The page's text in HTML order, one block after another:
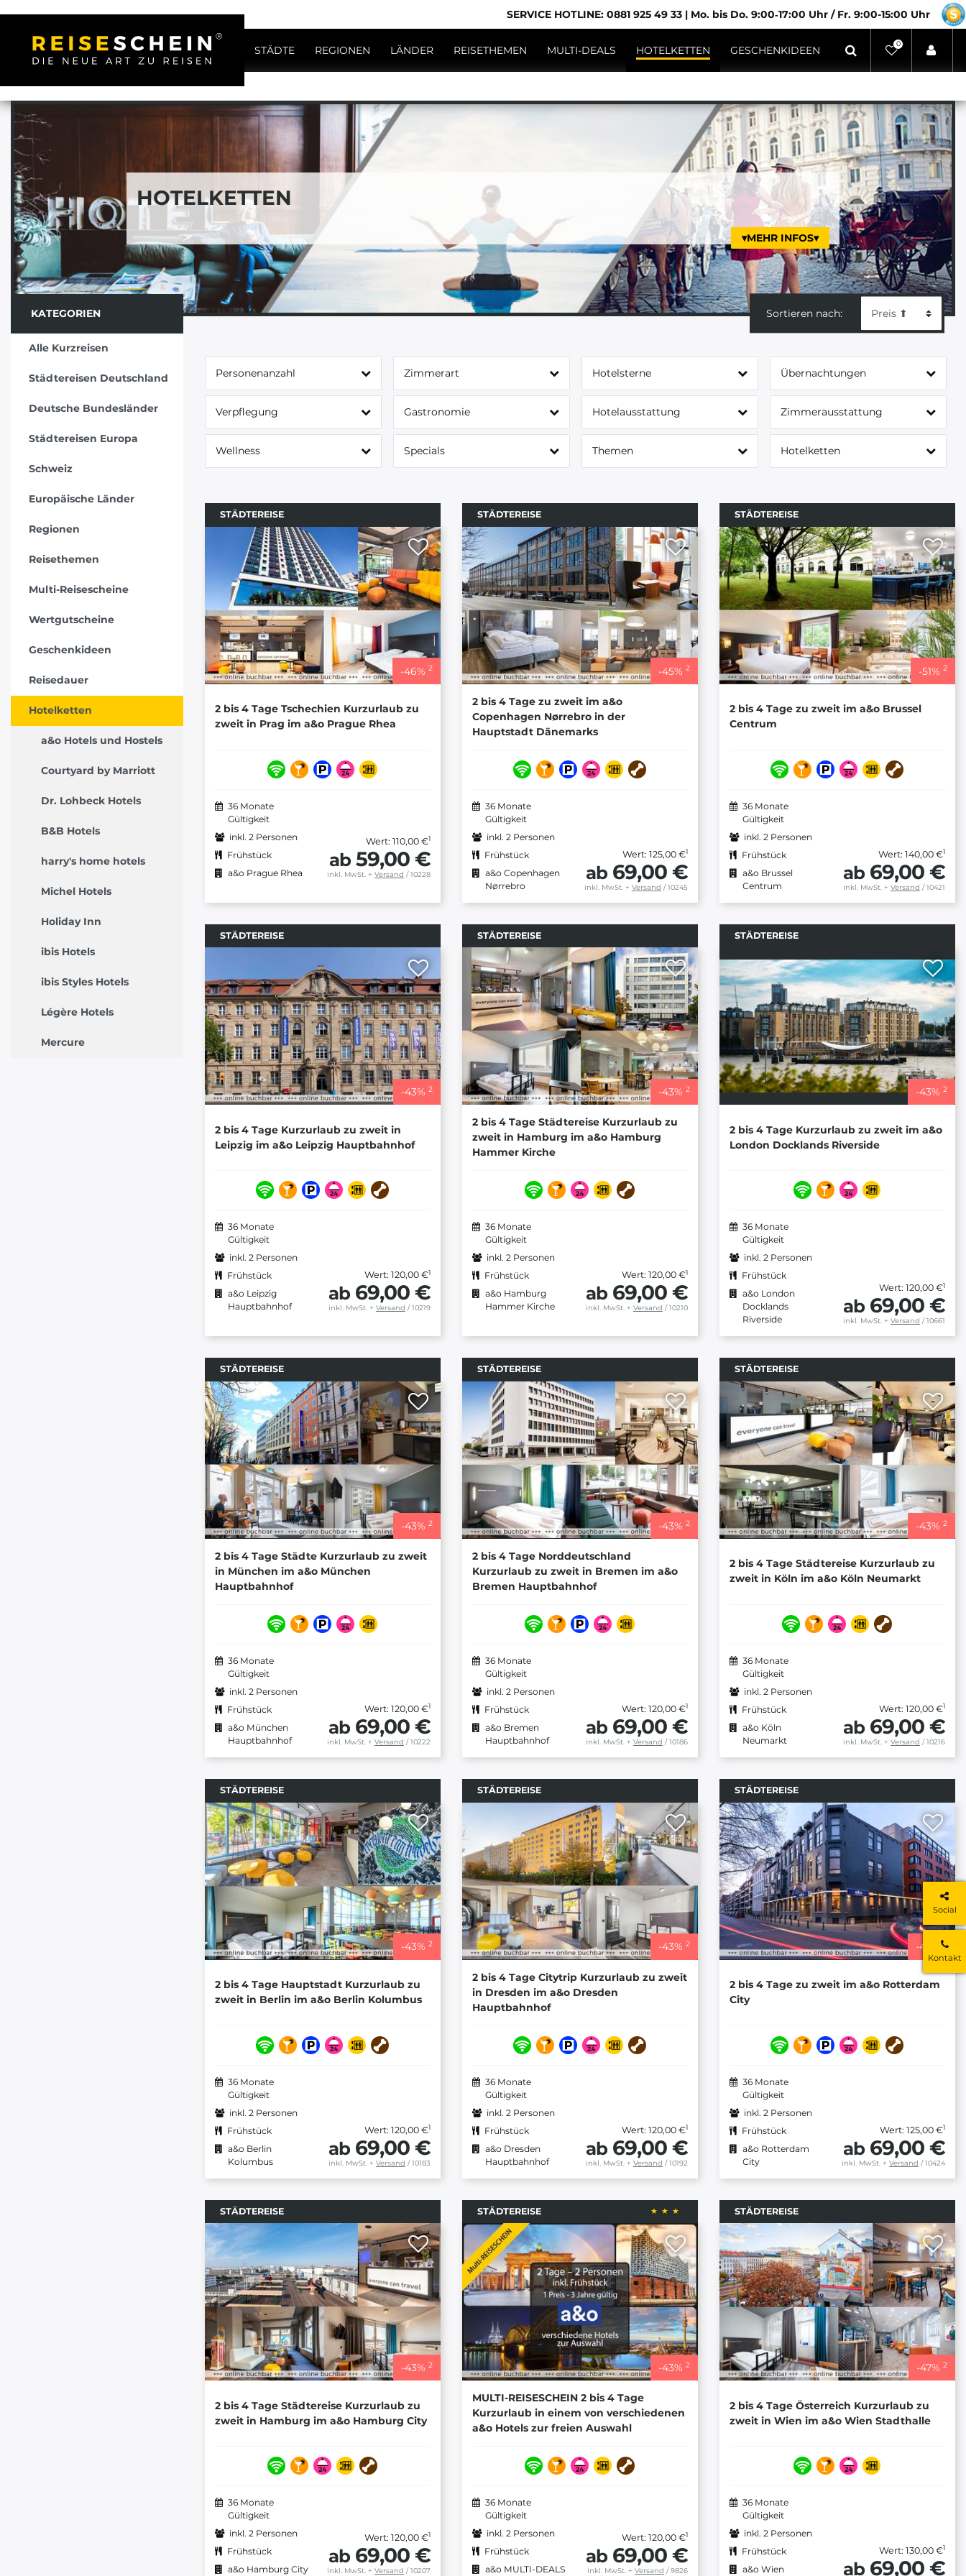
Social
Kontakt
SERVICE HOTLINE: 0881 925 49 33 | Mo. bis Do. 9:00‑17:00 Uhr / Fr. 9:00-15:00 Uhr
STÄDTE REGIONEN LÄNDER REISETHEMEN MULTI-DEALS HOTELKETTEN GESCHENKIDEEN 0
HOTELKETTEN
▾MEHR INFOS▾
Sortieren nach:
KATEGORIEN
Alle Kurzreisen
Städtereisen Deutschland
Deutsche Bundesländer
Städtereisen Europa
Schweiz
Europäische Länder
Regionen
Reisethemen
Multi-Reisescheine
Wertgutscheine
Geschenkideen
Reisedauer
Hotelketten
a&o Hotels und Hostels
Courtyard by Marriott
Dr. Lohbeck Hotels
B&B Hotels
harry's home hotels
Michel Hotels
Holiday Inn
ibis Hotels
ibis Styles Hotels
Légère Hotels
Mercure
Personenanzahl Zimmerart Hotelsterne Übernachtungen
Verpflegung Gastronomie Hotelausstattung Zimmerausstattung
Wellness Specials Themen Hotelketten
STÄDTEREISE
-46% 2
2 bis 4 Tage Tschechien Kurzurlaub zu
zweit in Prag im a&o Prague Rhea
36 Monate
Gültigkeit
inkl. 2 Personen
Frühstück
a&o Prague Rhea
Wert: 110,00 €1
ab 59,00 €
inkl. MwSt. + Versand / 10228
STÄDTEREISE
-45% 2
2 bis 4 Tage zu zweit im a&o
Copenhagen Nørrebro in der
Hauptstadt Dänemarks
36 Monate
Gültigkeit
inkl. 2 Personen
Frühstück
a&o Copenhagen
Nørrebro
Wert: 125,00 €1
ab 69,00 €
inkl. MwSt. + Versand / 10245
STÄDTEREISE
-51% 2
2 bis 4 Tage zu zweit im a&o Brussel
Centrum
36 Monate
Gültigkeit
inkl. 2 Personen
Frühstück
a&o Brussel
Centrum
Wert: 140,00 €1
ab 69,00 €
inkl. MwSt. + Versand / 10421
STÄDTEREISE
-43% 2
2 bis 4 Tage Kurzurlaub zu zweit in
Leipzig im a&o Leipzig Hauptbahnhof
36 Monate
Gültigkeit
inkl. 2 Personen
Frühstück
a&o Leipzig
Hauptbahnhof
Wert: 120,00 €1
ab 69,00 €
inkl. MwSt.+ Versand / 10219
STÄDTEREISE
-43% 2
2 bis 4 Tage Städtereise Kurzurlaub zu
zweit in Hamburg im a&o Hamburg
Hammer Kirche
36 Monate
Gültigkeit
inkl. 2 Personen
Frühstück
a&o Hamburg
Hammer Kirche
Wert: 120,00 €1
ab 69,00 €
inkl. MwSt.+ Versand / 10210
STÄDTEREISE
-43% 2
2 bis 4 Tage Kurzurlaub zu zweit im a&o
London Docklands Riverside
36 Monate
Gültigkeit
inkl. 2 Personen
Frühstück
a&o London
Docklands
Riverside
Wert: 120,00 €1
ab 69,00 €
inkl. MwSt.+ Versand / 10661
STÄDTEREISE
-43% 2
2 bis 4 Tage Städte Kurzurlaub zu zweit
in München im a&o München
Hauptbahnhof
36 Monate
Gültigkeit
inkl. 2 Personen
Frühstück
a&o München
Hauptbahnhof
Wert: 120,00 €1
ab 69,00 €
inkl. MwSt. + Versand / 10222
STÄDTEREISE
-43% 2
2 bis 4 Tage Norddeutschland
Kurzurlaub zu zweit in Bremen im a&o
Bremen Hauptbahnhof
36 Monate
Gültigkeit
inkl. 2 Personen
Frühstück
a&o Bremen
Hauptbahnhof
Wert: 120,00 €1
ab 69,00 €
inkl. MwSt. + Versand / 10186
STÄDTEREISE
-43% 2
2 bis 4 Tage Städtereise Kurzurlaub zu
zweit in Köln im a&o Köln Neumarkt
36 Monate
Gültigkeit
inkl. 2 Personen
Frühstück
a&o Köln
Neumarkt
Wert: 120,00 €1
ab 69,00 €
inkl. MwSt. + Versand / 10216
STÄDTEREISE
-43% 2
2 bis 4 Tage Hauptstadt Kurzurlaub zu
zweit in Berlin im a&o Berlin Kolumbus
36 Monate
Gültigkeit
inkl. 2 Personen
Frühstück
a&o Berlin
Kolumbus
Wert: 120,00 €1
ab 69,00 €
inkl. MwSt. + Versand / 10183
STÄDTEREISE
-43% 2
2 bis 4 Tage Citytrip Kurzurlaub zu zweit
in Dresden im a&o Dresden
Hauptbahnhof
36 Monate
Gültigkeit
inkl. 2 Personen
Frühstück
a&o Dresden
Hauptbahnhof
Wert: 120,00 €1
ab 69,00 €
inkl. MwSt. + Versand / 10192
STÄDTEREISE
-45 %2
2 bis 4 Tage zu zweit im a&o Rotterdam
City
36 Monate
Gültigkeit
inkl. 2 Personen
Frühstück
a&o Rotterdam
City
Wert: 125,00 €1
ab 69,00 €
inkl. MwSt. + Versand / 10424
STÄDTEREISE
-43% 2
2 bis 4 Tage Städtereise Kurzurlaub zu
zweit in Hamburg im a&o Hamburg City
36 Monate
Gültigkeit
inkl. 2 Personen
Frühstück
a&o Hamburg City
Wert: 120,00 €1
ab 69,00 €
inkl. MwSt. + Versand / 10207
STÄDTEREISE
-43% 2
MULTI-REISESCHEIN 2 bis 4 Tage
Kurzurlaub in einem von verschiedenen
a&o Hotels zur freien Auswahl
36 Monate
Gültigkeit
inkl. 2 Personen
Frühstück
a&o MULTI-DEALS
Wert: 120,00 €1
ab 69,00 €
inkl. MwSt. + Versand / 9826
STÄDTEREISE
-47% 2
2 bis 4 Tage Österreich Kurzurlaub zu
zweit in Wien im a&o Wien Stadthalle
36 Monate
Gültigkeit
inkl. 2 Personen
Frühstück
a&o Wien
Wert: 130,00 €1
ab 69,00 €